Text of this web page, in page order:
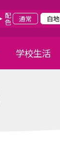
配色 通常 白地
学校生活